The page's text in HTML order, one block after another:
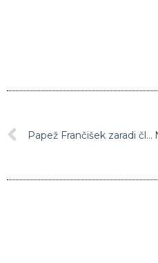
Papež Frančišek zaradi človekoljubnih stališč v Italiji vse manj priljubljen